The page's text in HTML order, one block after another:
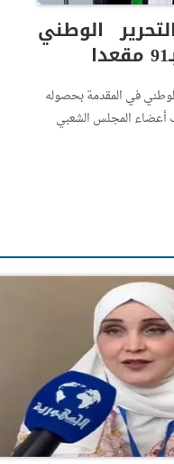
الوطني
في المقدمة بحصوله
أعضاء المجلس الشعبي